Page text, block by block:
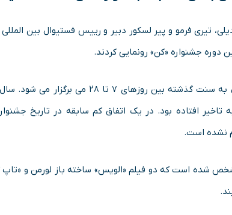
جشنواره کن امسال به سنت گذشته بین
نشده است.
شده است که دو فیلم «الویس» ساخته باز لورمن و «تاپ